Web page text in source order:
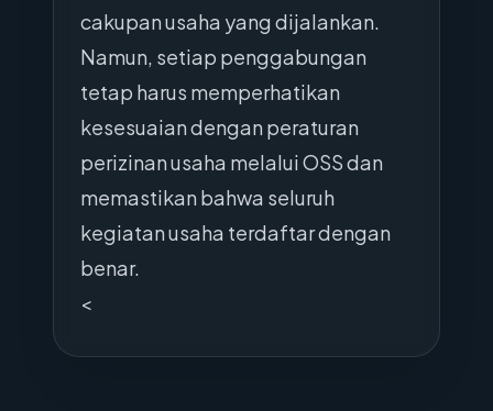
cakupan usaha yang dijalankan.
Namun, setiap penggabungan
tetap harus memperhatikan
kesesuaian dengan peraturan
perizinan usaha melalui OSS dan
memastikan bahwa seluruh
kegiatan usaha terdaftar dengan
benar.
<